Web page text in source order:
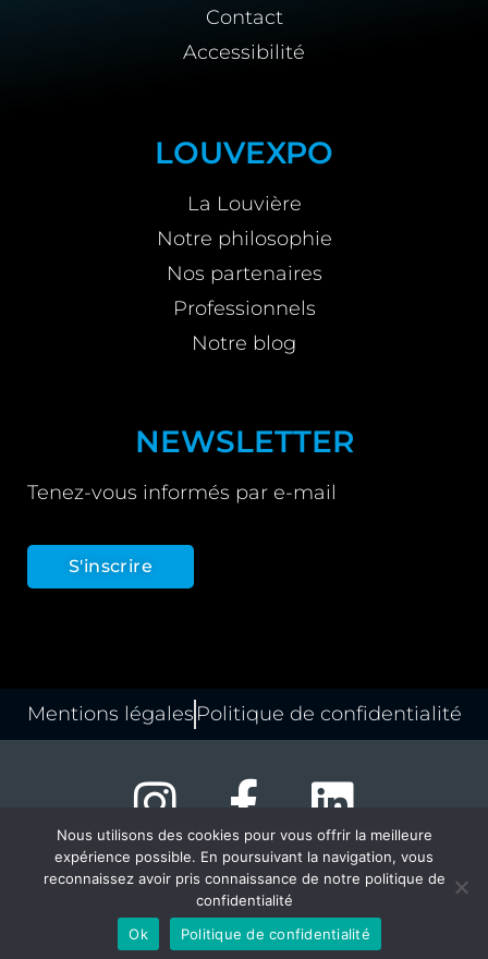
Contact
Accessibilité
LOUVEXPO
La Louvière
Notre philosophie
Nos partenaires
Professionnels
Notre blog
NEWSLETTER
Tenez-vous informés par e-mail
S'inscrire
Mentions légales Politique de confidentialité
© copyright louvexpo.be – 2024
Nous utilisons des cookies pour vous offrir la meilleure
expérience possible. En poursuivant la navigation, vous
reconnaissez avoir pris connaissance de notre politique de
confidentialité
Ok
Politique de confidentialité